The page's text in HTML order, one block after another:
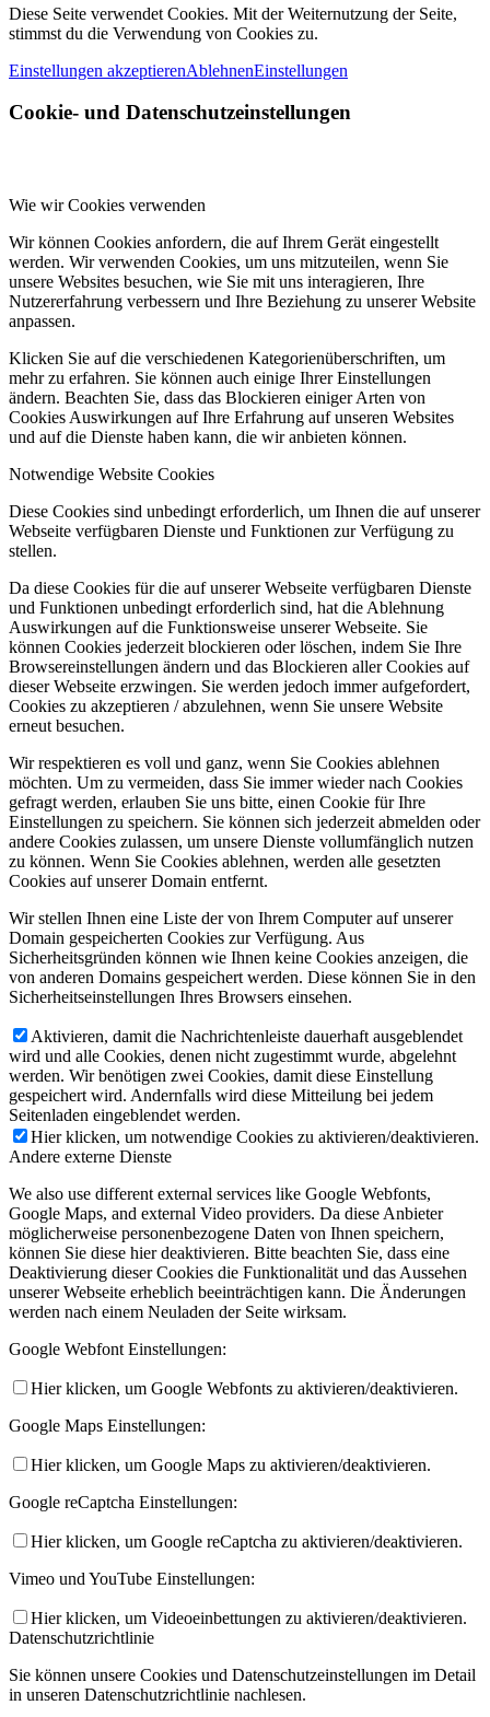
Diese Seite verwendet Cookies. Mit der Weiternutzung der Seite,
stimmst du die Verwendung von Cookies zu.
Einstellungen akzeptierenAblehnenEinstellungen
Cookie- und Datenschutzeinstellungen
Wie wir Cookies verwenden
Wir können Cookies anfordern, die auf Ihrem Gerät eingestellt
werden. Wir verwenden Cookies, um uns mitzuteilen, wenn Sie
unsere Websites besuchen, wie Sie mit uns interagieren, Ihre
Nutzererfahrung verbessern und Ihre Beziehung zu unserer Website
anpassen.
Klicken Sie auf die verschiedenen Kategorienüberschriften, um
mehr zu erfahren. Sie können auch einige Ihrer Einstellungen
ändern. Beachten Sie, dass das Blockieren einiger Arten von
Cookies Auswirkungen auf Ihre Erfahrung auf unseren Websites
und auf die Dienste haben kann, die wir anbieten können.
Notwendige Website Cookies
Diese Cookies sind unbedingt erforderlich, um Ihnen die auf unserer
Webseite verfügbaren Dienste und Funktionen zur Verfügung zu
stellen.
Da diese Cookies für die auf unserer Webseite verfügbaren Dienste
und Funktionen unbedingt erforderlich sind, hat die Ablehnung
Auswirkungen auf die Funktionsweise unserer Webseite. Sie
können Cookies jederzeit blockieren oder löschen, indem Sie Ihre
Browsereinstellungen ändern und das Blockieren aller Cookies auf
dieser Webseite erzwingen. Sie werden jedoch immer aufgefordert,
Cookies zu akzeptieren / abzulehnen, wenn Sie unsere Website
erneut besuchen.
Wir respektieren es voll und ganz, wenn Sie Cookies ablehnen
möchten. Um zu vermeiden, dass Sie immer wieder nach Cookies
gefragt werden, erlauben Sie uns bitte, einen Cookie für Ihre
Einstellungen zu speichern. Sie können sich jederzeit abmelden oder
andere Cookies zulassen, um unsere Dienste vollumfänglich nutzen
zu können. Wenn Sie Cookies ablehnen, werden alle gesetzten
Cookies auf unserer Domain entfernt.
Wir stellen Ihnen eine Liste der von Ihrem Computer auf unserer
Domain gespeicherten Cookies zur Verfügung. Aus
Sicherheitsgründen können wie Ihnen keine Cookies anzeigen, die
von anderen Domains gespeichert werden. Diese können Sie in den
Sicherheitseinstellungen Ihres Browsers einsehen.
Aktivieren, damit die Nachrichtenleiste dauerhaft ausgeblendet
wird und alle Cookies, denen nicht zugestimmt wurde, abgelehnt
werden. Wir benötigen zwei Cookies, damit diese Einstellung
gespeichert wird. Andernfalls wird diese Mitteilung bei jedem
Seitenladen eingeblendet werden.
Hier klicken, um notwendige Cookies zu aktivieren/deaktivieren.
Andere externe Dienste
We also use different external services like Google Webfonts,
Google Maps, and external Video providers. Da diese Anbieter
möglicherweise personenbezogene Daten von Ihnen speichern,
können Sie diese hier deaktivieren. Bitte beachten Sie, dass eine
Deaktivierung dieser Cookies die Funktionalität und das Aussehen
unserer Webseite erheblich beeinträchtigen kann. Die Änderungen
werden nach einem Neuladen der Seite wirksam.
Google Webfont Einstellungen:
Hier klicken, um Google Webfonts zu aktivieren/deaktivieren.
Google Maps Einstellungen:
Hier klicken, um Google Maps zu aktivieren/deaktivieren.
Google reCaptcha Einstellungen:
Hier klicken, um Google reCaptcha zu aktivieren/deaktivieren.
Vimeo und YouTube Einstellungen:
Hier klicken, um Videoeinbettungen zu aktivieren/deaktivieren.
Datenschutzrichtlinie
Sie können unsere Cookies und Datenschutzeinstellungen im Detail
in unseren Datenschutzrichtlinie nachlesen.